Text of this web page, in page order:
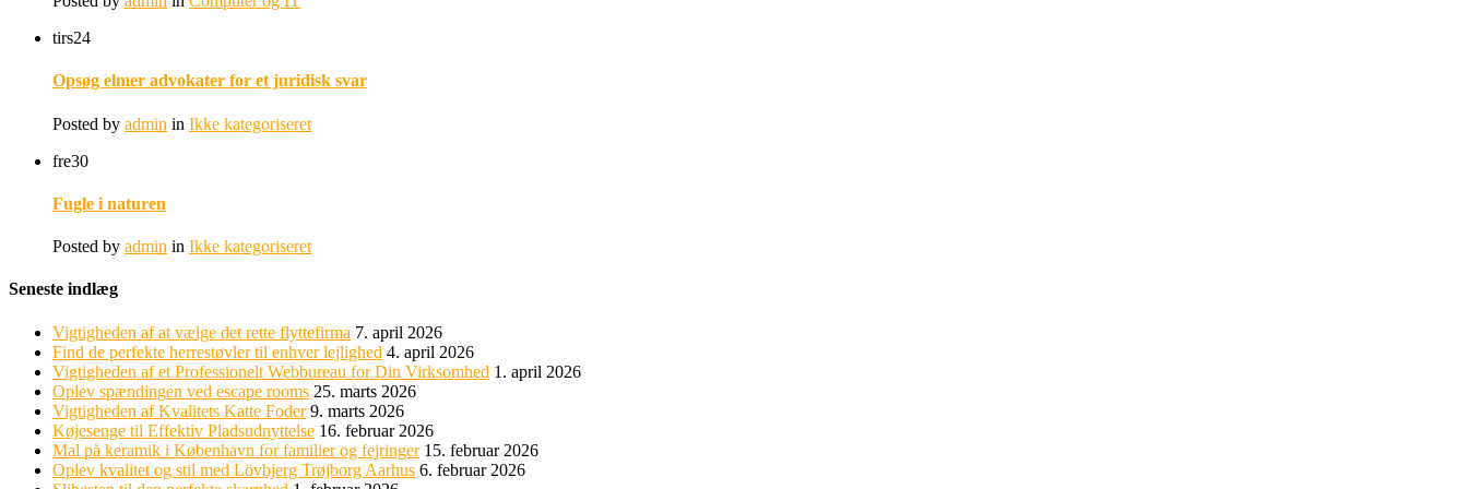
tirs24
Opsøg elmer advokater for et juridisk svar
Posted by admin in Ikke kategoriseret
fre30
Fugle i naturen
Posted by admin in Ikke kategoriseret
Seneste indlæg
Vigtigheden af at vælge det rette flyttefirma 7. april 2026
Find de perfekte herrestøvler til enhver lejlighed 4. april 2026
Vigtigheden af et Professionelt Webbureau for Din Virksomhed 1. april 2026
Oplev spændingen ved escape rooms 25. marts 2026
Vigtigheden af Kvalitets Katte Foder 9. marts 2026
Køjesenge til Effektiv Pladsudnyttelse 16. februar 2026
Mal på keramik i København for familier og fejringer 15. februar 2026
Oplev kvalitet og stil med Lövbjerg Trøjborg Aarhus 6. februar 2026